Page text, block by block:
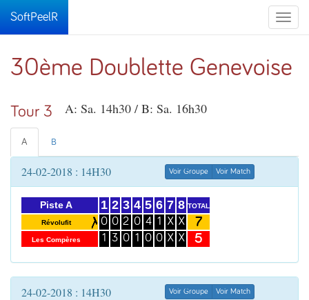
Toggle
SoftPeelR
30ème Doublette Genevoise
Tour 3 A: Sa. 14h30 / B: Sa. 16h30
A B
24-02-2018 : 14H30 Voir Groupe Voir Match
Piste A
Révolufit
Les Compères
1
0
1
2
0
3
3
2
0
4
0
1
5
4
0
6
1
0
7
X
X
8
X
X
TOTAL
7
5
24-02-2018 : 14H30 Voir Groupe Voir Match